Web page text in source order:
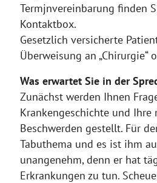
Termjnvereinbarung finden
Kontaktbox.
Gesetzlich versicherte
Überweisung an „Chirurgie“
Was erwartet Sie in der
Zunächst werden Ihnen
Krankengeschichte und Ihre
Beschwerden gestellt. Für
Tabuthema und es ist ihm
unangenehm, denn er hat
Erkrankungen zu tun.